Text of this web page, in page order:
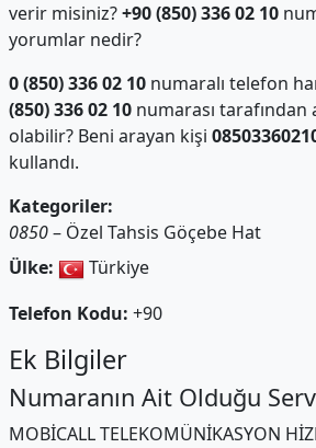
verir misiniz?+90 (850) 336 02 10
yorumlar nedir?
0 (850) 336 02 10numaralı telefon
(850) 336 02 10numarası tarafından
olabilir? Beni arayan kişi
kullandı.
Kategoriler:
0850– Özel Tahsis Göçebe Hat
Ülke:
Türkiye
Telefon Kodu: +90
Ek Bilgiler
Numaranın Ait Olduğu
MOBİCALL TELEKOMÜNİKASYON